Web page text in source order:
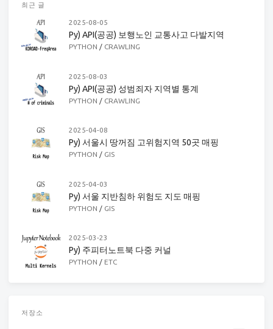
최근 글
2025-08-05
Py) API(공공) 보행노인 교통사고 다발지역
PYTHON / CRAWLING
2025-08-03
Py) API(공공) 성범죄자 지역별 통계
PYTHON / CRAWLING
2025-04-08
Py) 서울시 땅꺼짐 고위험지역 50곳 매핑
PYTHON / GIS
2025-04-03
Py) 서울 지반침하 위험도 지도 매핑
PYTHON / GIS
2025-03-23
Py) 주피터노트북 다중 커널
PYTHON / ETC
저장소